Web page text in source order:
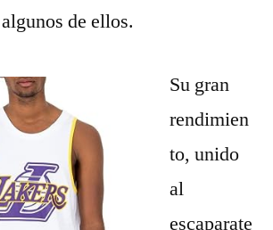
de ellos.
Su gran
rendimien
to, unido
al
escaparate